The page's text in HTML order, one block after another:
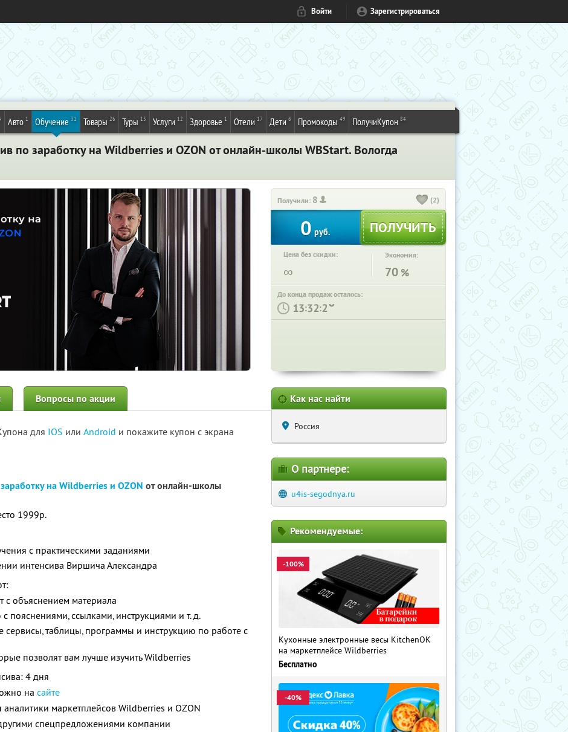
Войти Зарегистрироваться
Авто 1 Обучение 31 Товары 26 Туры 13 Услуги 12 Здоровье 1 Отели 17 Дети 6 Промокоды 49 ПолучиКупон 84
по заработку на Wildberries и OZON от онлайн-школы WBStart. Вологда
Получили: 8 (2)
0 руб.
Цена без скидки:
∞
Экономия:
70 %
До конца продаж осталось:
: :
Вопросы по акции
для IOS или Android и покажите купон с экрана
на Wildberries и OZON от онлайн-школы
1999р.
с практическими заданиями
интенсива Виршича Александра
объяснением материала
пояснениями, ссылками, инструкциями и т. д.
таблицы, программы и инструкцию по работе с
позволят вам лучше изучить Wildberries
4 дня
на сайте
маркетплейсов Wildberries и OZON
спецпредложениями компании
Как нас найти
Россия
О партнере:
u4is-segodnya.ru
Рекомендуемые:
-100%
Кухонные электронные весы KitchenOK
на маркетплейсе Wildberries
Бесплатно
-40%